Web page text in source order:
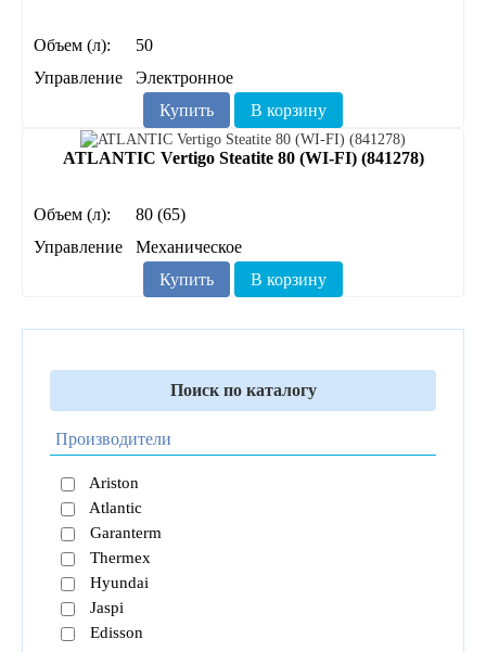
Объем (л):
50
Управление
Электронное
Купить
В корзину
ATLANTIC Vertigo Steatite 80 (WI-FI) (841278)
Объем (л):
80 (65)
Управление
Механическое
Купить
В корзину
Поиск по каталогу
Производители
Ariston
Atlantic
Garanterm
Thermex
Hyundai
Jaspi
Edisson